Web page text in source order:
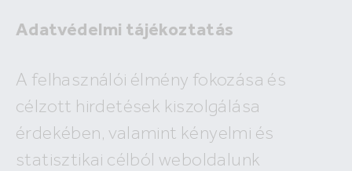
Adatvédelmi tájékoztatás
A felhasználói élmény fokozása és
célzott hirdetések kiszolgálása
érdekében, valamint kényelmi és
statisztikai célból weboldalunk
A megadott ingatlan már nem
szerepel az adatbázisunkban!